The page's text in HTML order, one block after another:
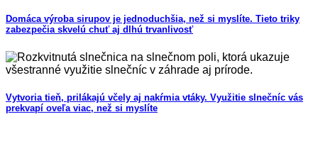
Domáca výroba sirupov je jednoduchšia, než si myslíte. Tieto triky
zabezpečia skvelú chuť aj dlhú trvanlivosť
Vytvoria tieň, prilákajú včely aj nakŕmia vtáky. Využitie slnečníc vás
prekvapí oveľa viac, než si myslíte